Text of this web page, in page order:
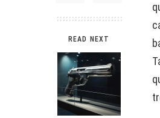
READ NEXT